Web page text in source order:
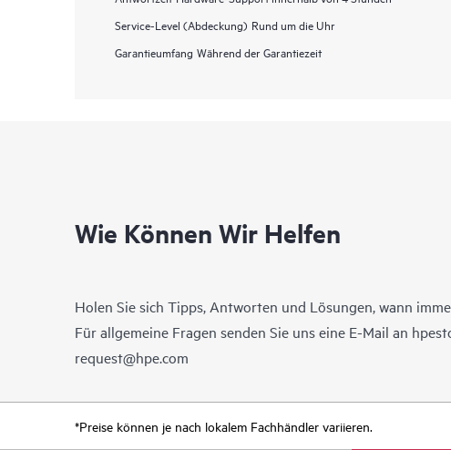
Service-Level (Abdeckung) Rund um die Uhr
Garantieumfang Während der Garantiezeit
Wie Können Wir Helfen
Holen Sie sich Tipps, Antworten und Lösungen, wann
Für allgemeine Fragen senden Sie uns eine E-Mail an
request@hpe.com
*Preise können je nach lokalem Fachhändler variieren.